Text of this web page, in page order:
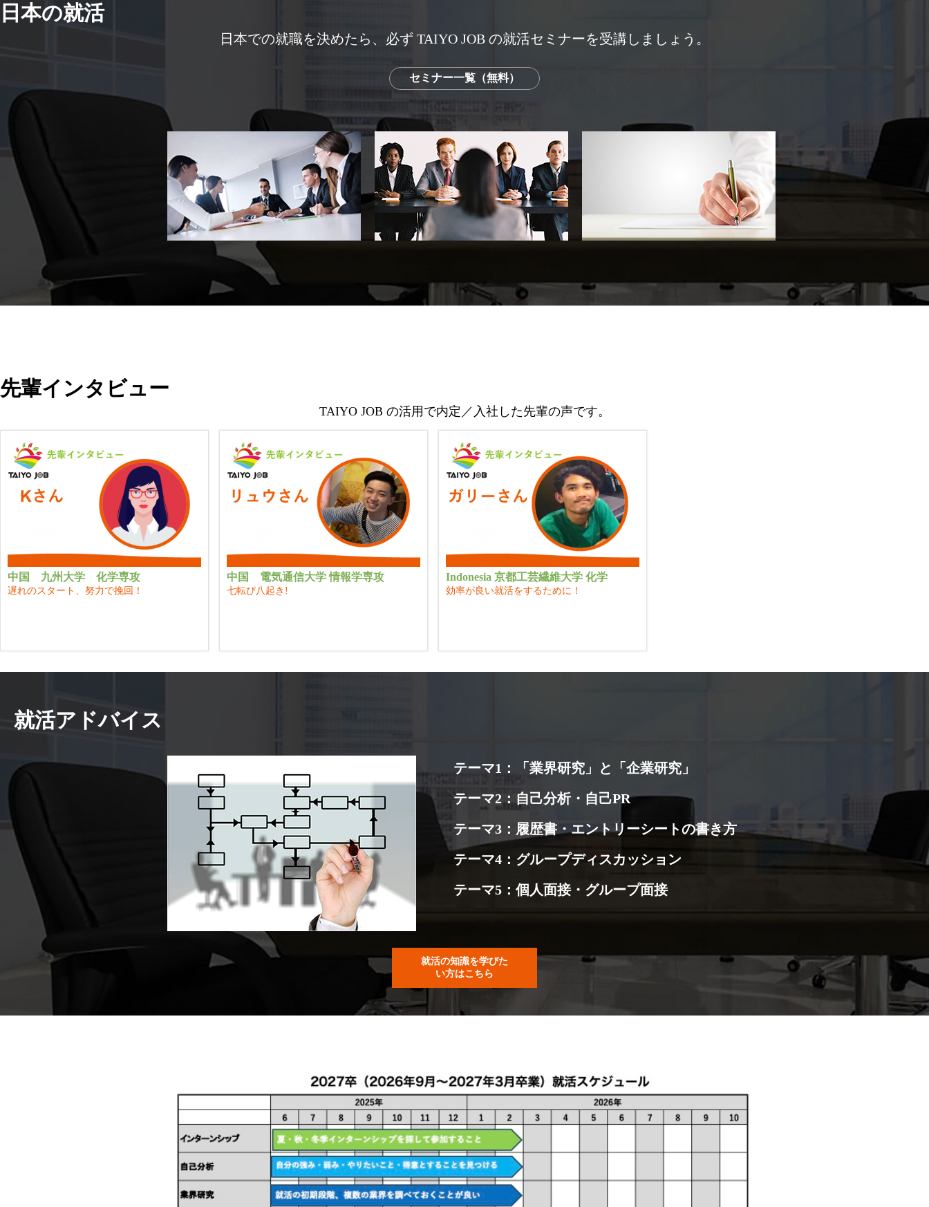
日本の就活
日本での就職を決めたら、必ず TAIYO JOB の就活セミナーを受講しましょう。
セミナー一覧（無料）
先輩インタビュー
TAIYO JOB の活用で内定／入社した先輩の声です。
中国 九州大学 化学専攻
遅れのスタート、努力で挽回！
中国 電気通信大学 情報学専攻
七転び八起き!
Indonesia 京都工芸繊維大学 化学
効率が良い就活をするために！
就活アドバイス
テーマ1：「業界研究」と「企業研究」
テーマ2：自己分析・自己PR
テーマ3：履歴書・エントリーシートの書き方
テーマ4：グループディスカッション
テーマ5：個人面接・グループ面接
就活の知識を学びた
い方はこちら